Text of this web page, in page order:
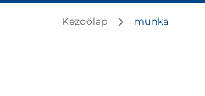
Kezdőlap munka